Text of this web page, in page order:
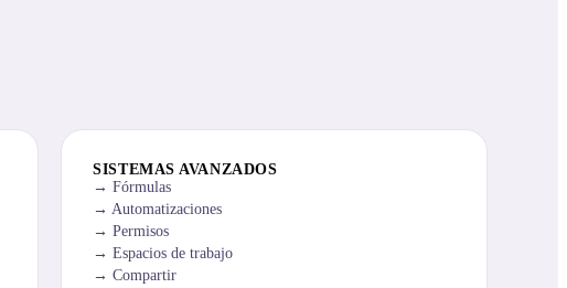
SISTEMAS AVANZADOS
Fórmulas
Automatizaciones
Permisos
Espacios de trabajo
Compartir